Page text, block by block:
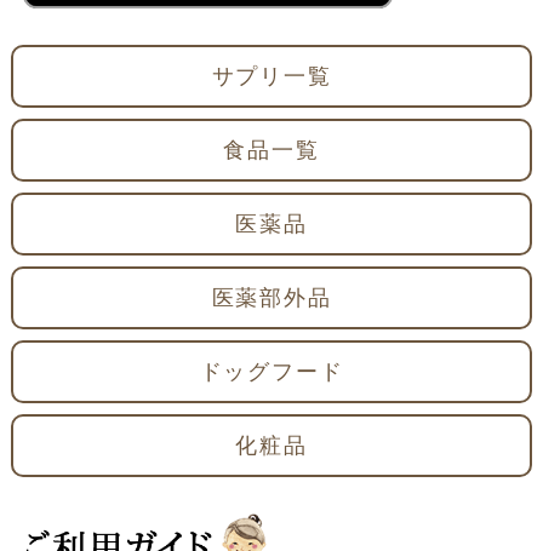
サプリ一覧
食品一覧
医薬品
医薬部外品
ドッグフード
化粧品